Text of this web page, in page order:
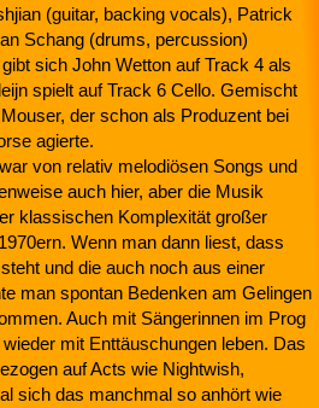
(guitar, backing vocals), Patrick
Schang (drums, percussion)
sich John Wetton auf Track 4 als
spielt auf Track 6 Cello. Gemischt
der schon als Produzent bei
agierte.
von relativ melodiösen Songs und
auch hier, aber die Musik
klassischen Komplexität großer
Wenn man dann liest, dass
und die auch noch aus einer
man spontan Bedenken am Gelingen
Auch mit Sängerinnen im Prog
mit Enttäuschungen leben. Das
auf Acts wie Nightwish,
sich das manchmal so anhört wie